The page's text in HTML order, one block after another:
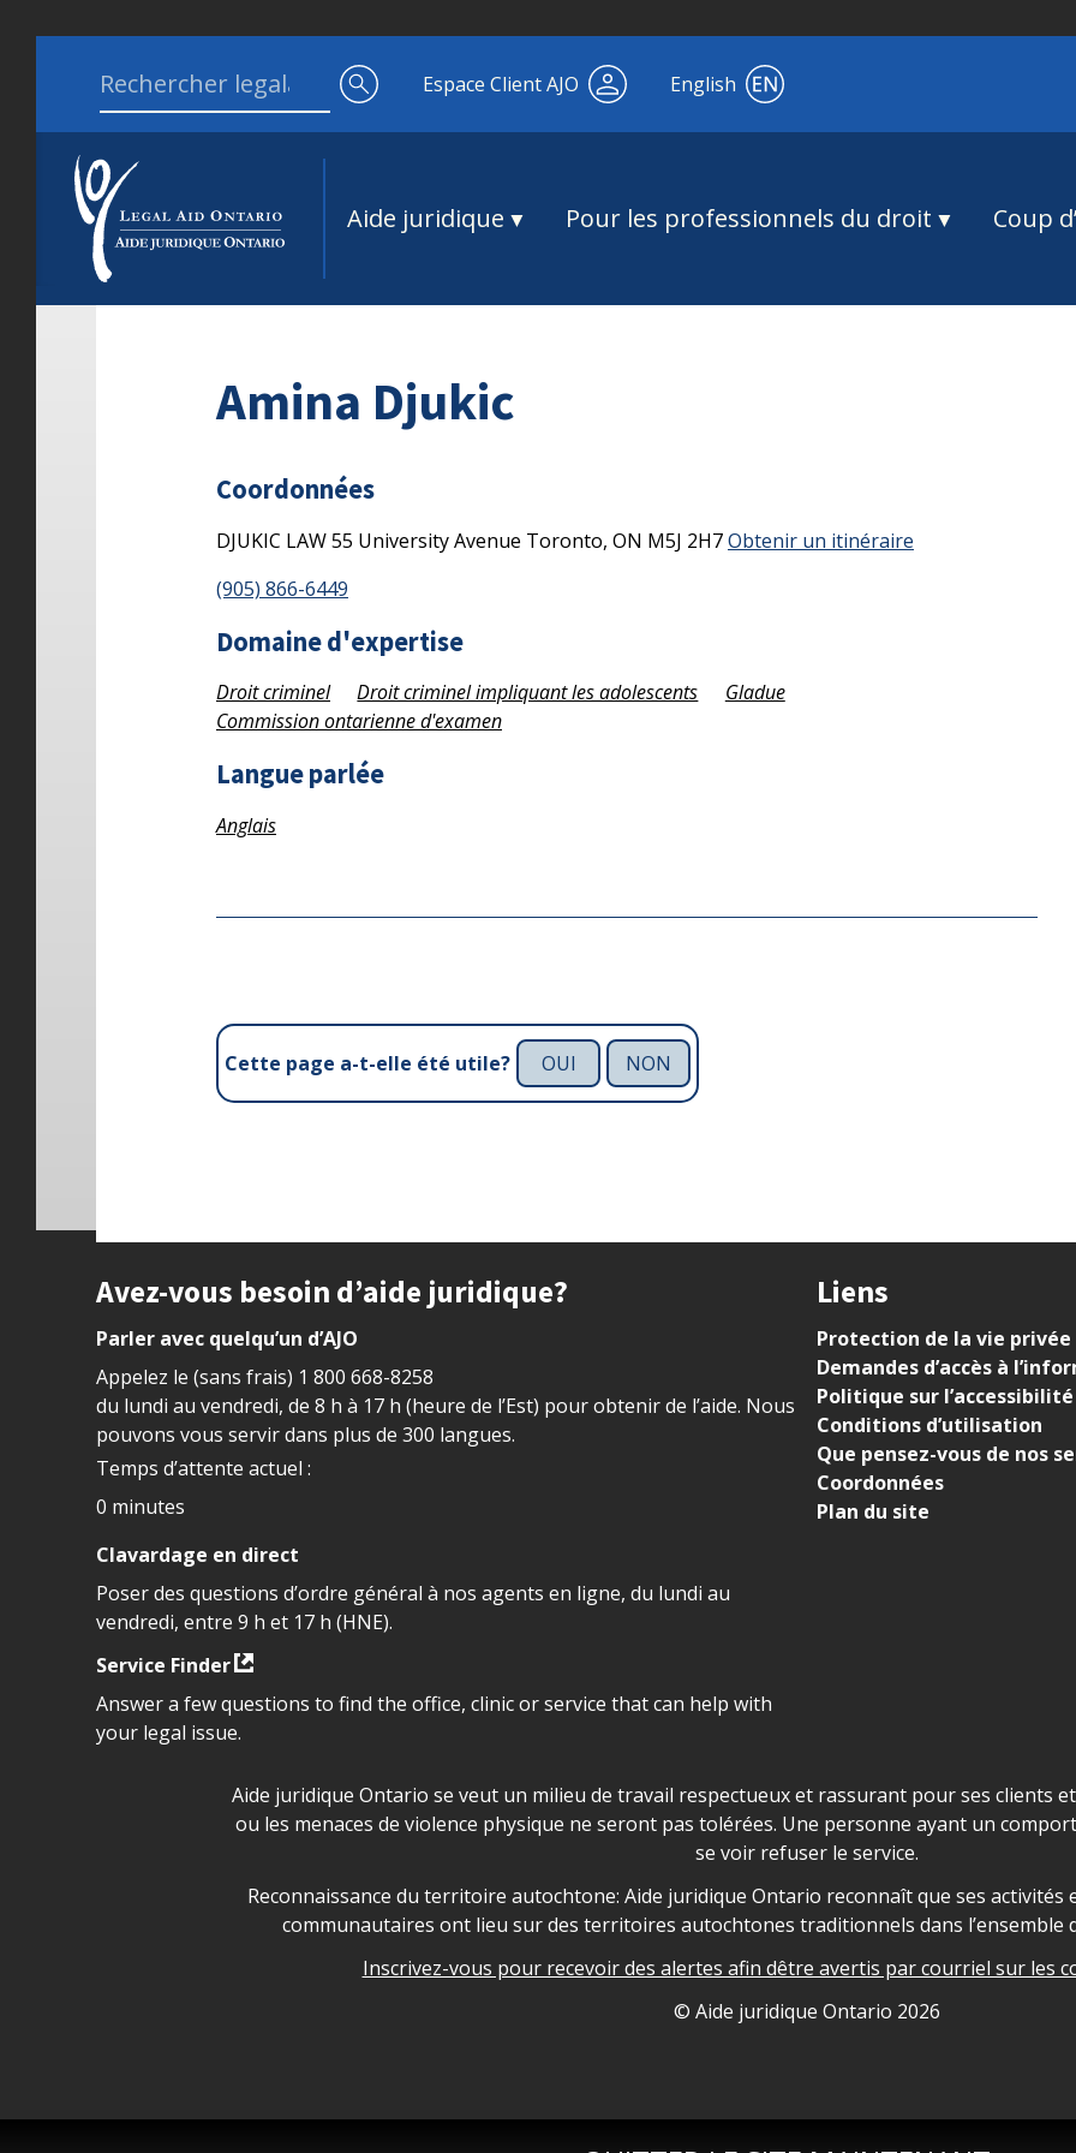
Search for:
Espace Client AJO English
Aide juridique Pour les professionnels du droit Coup
Amina Djukic
Coordonnées
DJUKIC LAW55 University Avenue Toronto, ON M5J 2H7Obtenir un itinéraire
(905) 866-6449
Domaine d'expertise
Droit criminel Droit criminel impliquant les adolescents
Gladue
Commission ontarienne d'examen
Langue parlée
Anglais
Cette page a-t-elle été utile? OUI NON
Site footer
Avez-vous besoin d’aide juridique?
Parler avec quelqu’un d’AJO
Appelez le (sans frais) 1 800 668-8258
du lundi au vendredi, de 8 h à 17 h (heure de l’Est) pour obtenir de l’aide. Nous
pouvons vous servir dans plus de 300 langues.
Temps d’attente actuel :
0 minutes
Clavardage en direct
Poser des questions d’ordre général à nos agents en ligne, du lundi au
vendredi, entre 9 h et 17 h (HNE).
Service Finder
Answer a few questions to find the office, clinic or service that can help with
your legal issue.
Liens
Protection de la vie privée
Demandes d’accès à
Politique sur l’accessibilité
Conditions d’utilisation
Que pensez-vous de nos
Coordonnées
Plan du site
Déclaration sur la sécurité dans les locaux d'AJO.
Aide juridique Ontario se veut un milieu de travail respectueux et rassurant pour ses clients
ou les menaces de violence physique ne seront pas tolérées. Une personne ayant un
se voir refuser le service.
Legal Aid Ontario land acknowledgement
Reconnaissance du territoire autochtone: Aide juridique Ontario reconnaît que ses activités
communautaires ont lieu sur des territoires autochtones traditionnels dans l’ensemble
Inscrivez-vous pour recevoir des alertes afin dêtre avertis par courriel sur les
© Aide juridique Ontario 2026